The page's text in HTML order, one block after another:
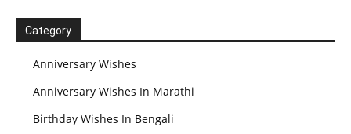
Category
Anniversary Wishes
Anniversary Wishes In Marathi
Birthday Wishes In Bengali